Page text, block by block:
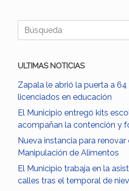
Buscar:
ULTIMAS NOTICIAS
Zapala le abrió la puerta a
licenciados en educación
El Municipio entregó kits
acompañan la contención y
Nueva instancia para renovar
Manipulación de Alimentos
El Municipio trabaja en la
calles tras el temporal de